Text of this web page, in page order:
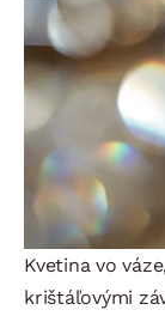
Kvetina vo
krištáľovými